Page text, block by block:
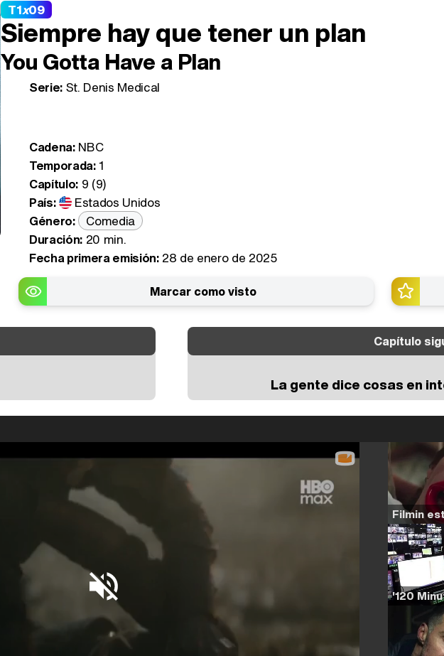
T1x09
Siempre hay que tener un plan
You Gotta Have a Plan
Serie:St. Denis Medical
Cadena:NBC
Temporada:1
Capítulo:9 (9)
País:
Estados Unidos
Género:
Comedia
Duración:20 min.
Fecha primera emisión:28 de enero de 2025
Marcar como visto
Capítulo
La gente dice cosas en